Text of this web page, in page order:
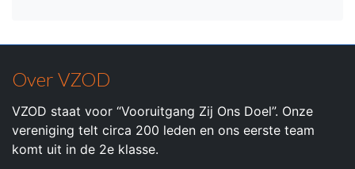
Over VZOD
VZOD staat voor “Vooruitgang Zij Ons Doel”. Onze
vereniging telt circa 200 leden en ons eerste team
komt uit in de 2e klasse.